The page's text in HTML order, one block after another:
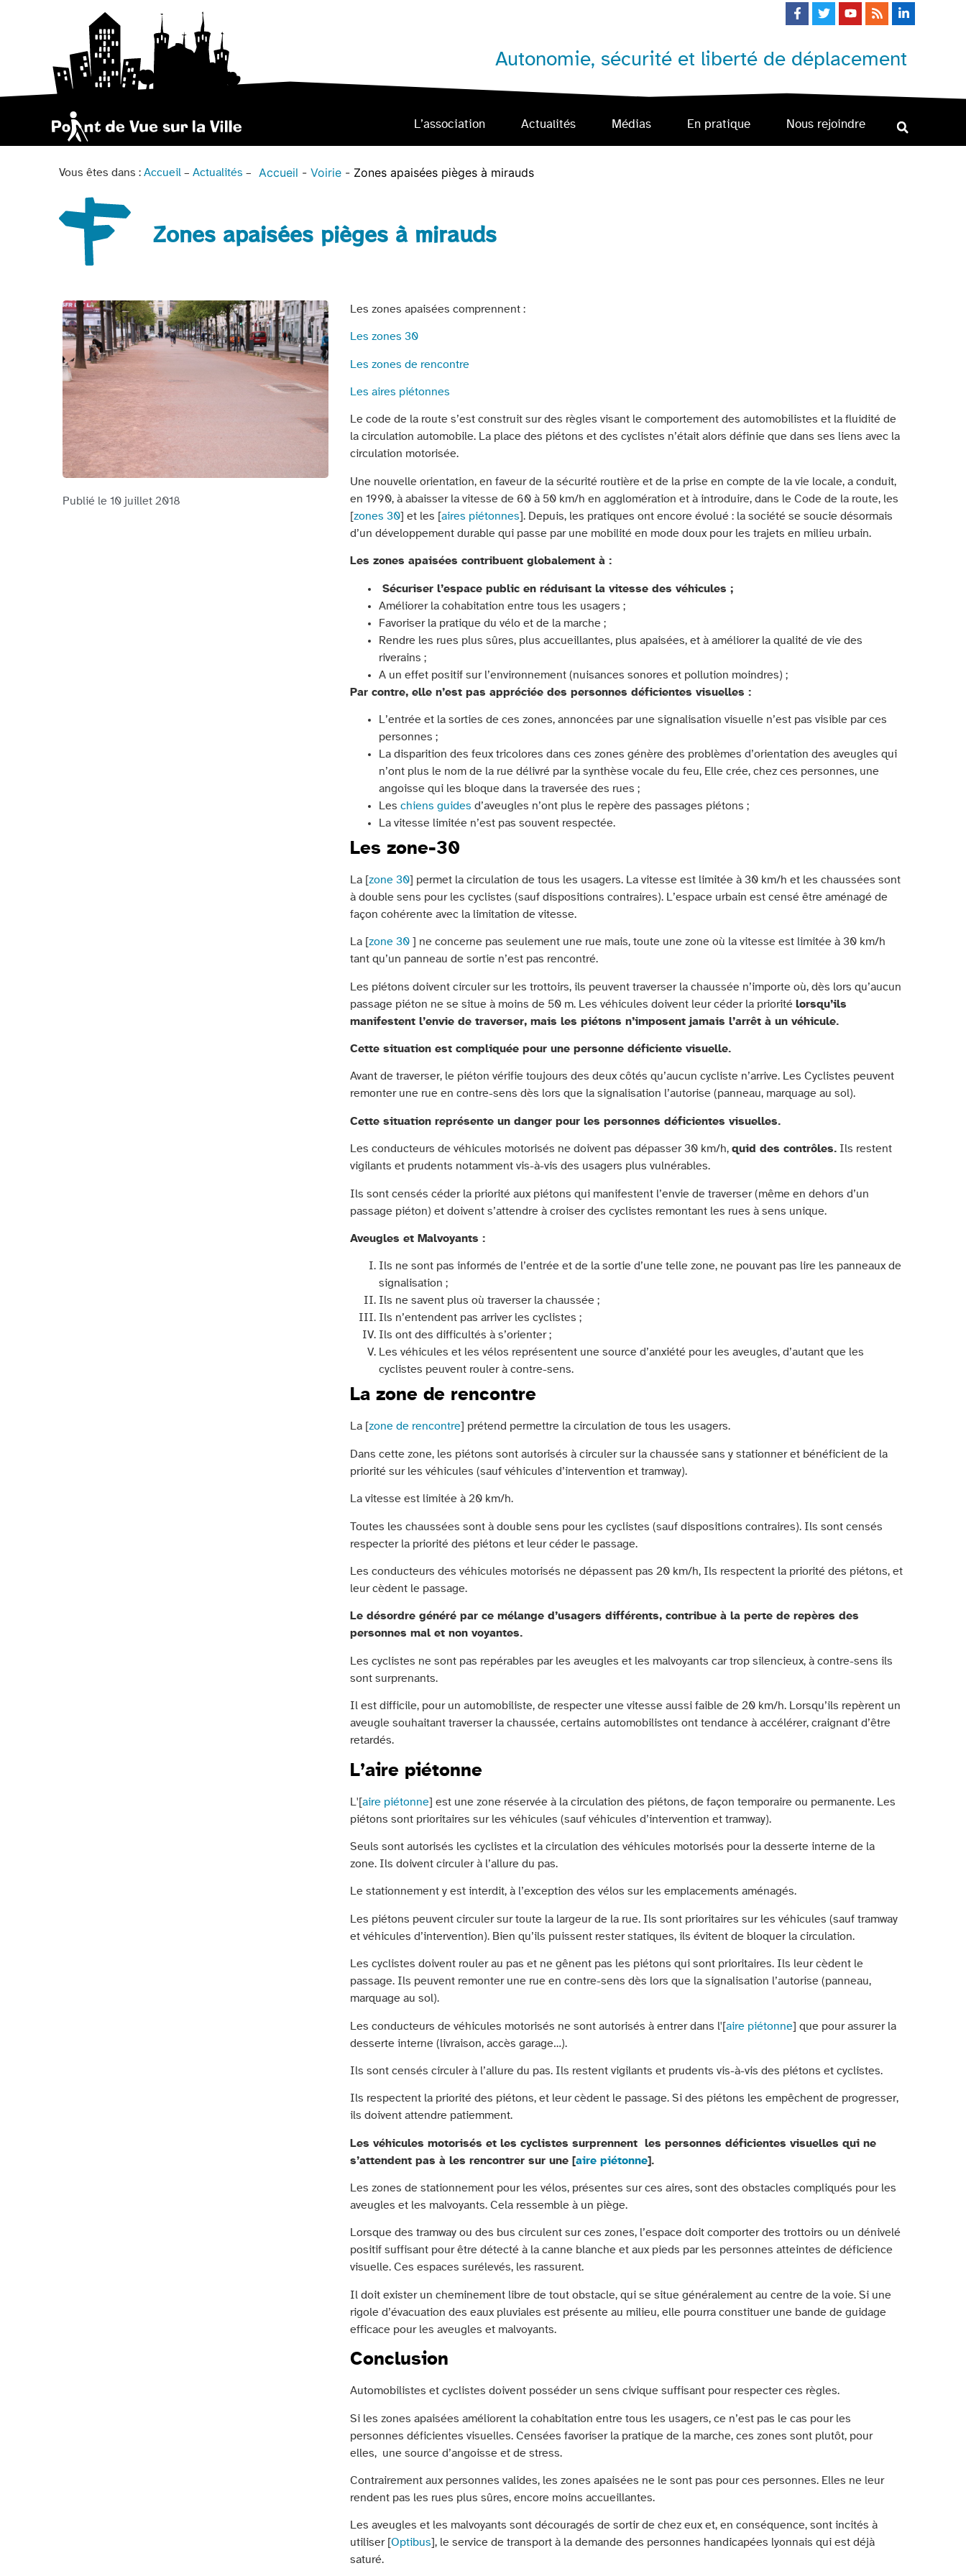
Autonomie, sécurité et liberté de déplacement
L’association Actualités Médias En pratique Nous rejoindre
Vous êtes dans : Accueil – Actualités – Accueil Voirie Zones apaisées pièges à mirauds
Zones apaisées pièges à mirauds
Publié le 10 juillet 2018
Les zones apaisées comprennent :
Les zones 30
Les zones de rencontre
Les aires piétonnes
Le code de la route s’est construit sur des règles visant le comportement des automobilistes et la fluidité de
la circulation automobile. La place des piétons et des cyclistes n’était alors définie que dans ses liens avec la
circulation motorisée.
Une nouvelle orientation, en faveur de la sécurité routière et de la prise en compte de la vie locale, a conduit,
en 1990, à abaisser la vitesse de 60 à 50 km/h en agglomération et à introduire, dans le Code de la route, les
[zones 30] et les [aires piétonnes]. Depuis, les pratiques ont encore évolué : la société se soucie désormais
d’un développement durable qui passe par une mobilité en mode doux pour les trajets en milieu urbain.
Les zones apaisées contribuent globalement à :
Sécuriser l’espace public en réduisant la vitesse des véhicules ;
Améliorer la cohabitation entre tous les usagers ;
Favoriser la pratique du vélo et de la marche ;
Rendre les rues plus sûres, plus accueillantes, plus apaisées, et à améliorer la qualité de vie des
riverains ;
A un effet positif sur l’environnement (nuisances sonores et pollution moindres) ;
Par contre, elle n’est pas appréciée des personnes déficientes visuelles :
L’entrée et la sorties de ces zones, annoncées par une signalisation visuelle n’est pas visible par ces
personnes ;
La disparition des feux tricolores dans ces zones génère des problèmes d’orientation des aveugles qui
n’ont plus le nom de la rue délivré par la synthèse vocale du feu, Elle crée, chez ces personnes, une
angoisse qui les bloque dans la traversée des rues ;
Les chiens guides d’aveugles n’ont plus le repère des passages piétons ;
La vitesse limitée n’est pas souvent respectée.
Les zone-30
La [zone 30] permet la circulation de tous les usagers. La vitesse est limitée à 30 km/h et les chaussées sont
à double sens pour les cyclistes (sauf dispositions contraires). L’espace urbain est censé être aménagé de
façon cohérente avec la limitation de vitesse.
La [zone 30] ne concerne pas seulement une rue mais, toute une zone où la vitesse est limitée à 30 km/h
tant qu’un panneau de sortie n’est pas rencontré.
Les piétons doivent circuler sur les trottoirs, ils peuvent traverser la chaussée n’importe où, dès lors qu’aucun
passage piéton ne se situe à moins de 50 m. Les véhicules doivent leur céder la priorité lorsqu’ils
manifestent l’envie de traverser, mais les piétons n’imposent jamais l’arrêt à un véhicule.
Cette situation est compliquée pour une personne déficiente visuelle.
Avant de traverser, le piéton vérifie toujours des deux côtés qu’aucun cycliste n’arrive. Les Cyclistes peuvent
remonter une rue en contre-sens dès lors que la signalisation l’autorise (panneau, marquage au sol).
Cette situation représente un danger pour les personnes déficientes visuelles.
Les conducteurs de véhicules motorisés ne doivent pas dépasser 30 km/h, quid des contrôles.Ils restent
vigilants et prudents notamment vis-à-vis des usagers plus vulnérables.
Ils sont censés céder la priorité aux piétons qui manifestent l’envie de traverser (même en dehors d’un
passage piéton) et doivent s’attendre à croiser des cyclistes remontant les rues à sens unique.
Aveugles et Malvoyants :
Ils ne sont pas informés de l’entrée et de la sortie d’une telle zone, ne pouvant pas lire les panneaux de
signalisation ;
Ils ne savent plus où traverser la chaussée ;
Ils n’entendent pas arriver les cyclistes ;
Ils ont des difficultés à s’orienter ;
Les véhicules et les vélos représentent une source d’anxiété pour les aveugles, d’autant que les
cyclistes peuvent rouler à contre-sens.
La zone de rencontre
La [zone de rencontre] prétend permettre la circulation de tous les usagers.
Dans cette zone, les piétons sont autorisés à circuler sur la chaussée sans y stationner et bénéficient de la
priorité sur les véhicules (sauf véhicules d’intervention et tramway).
La vitesse est limitée à 20 km/h.
Toutes les chaussées sont à double sens pour les cyclistes (sauf dispositions contraires). Ils sont censés
respecter la priorité des piétons et leur céder le passage.
Les conducteurs des véhicules motorisés ne dépassent pas 20 km/h, Ils respectent la priorité des piétons, et
leur cèdent le passage.
Le désordre généré par ce mélange d’usagers différents, contribue à la perte de repères des
personnes mal et non voyantes.
Les cyclistes ne sont pas repérables par les aveugles et les malvoyants car trop silencieux, à contre-sens ils
sont surprenants.
Il est difficile, pour un automobiliste, de respecter une vitesse aussi faible de 20 km/h. Lorsqu’ils repèrent un
aveugle souhaitant traverser la chaussée, certains automobilistes ont tendance à accélérer, craignant d’être
retardés.
L’aire piétonne
L'[aire piétonne] est une zone réservée à la circulation des piétons, de façon temporaire ou permanente. Les
piétons sont prioritaires sur les véhicules (sauf véhicules d’intervention et tramway).
Seuls sont autorisés les cyclistes et la circulation des véhicules motorisés pour la desserte interne de la
zone. Ils doivent circuler à l’allure du pas.
Le stationnement y est interdit, à l’exception des vélos sur les emplacements aménagés.
Les piétons peuvent circuler sur toute la largeur de la rue. Ils sont prioritaires sur les véhicules (sauf tramway
et véhicules d’intervention). Bien qu’ils puissent rester statiques, ils évitent de bloquer la circulation.
Les cyclistes doivent rouler au pas et ne gênent pas les piétons qui sont prioritaires. Ils leur cèdent le
passage. Ils peuvent remonter une rue en contre-sens dès lors que la signalisation l’autorise (panneau,
marquage au sol).
Les conducteurs de véhicules motorisés ne sont autorisés à entrer dans l'[aire piétonne] que pour assurer la
desserte interne (livraison, accès garage…).
Ils sont censés circuler à l’allure du pas. Ils restent vigilants et prudents vis-à-vis des piétons et cyclistes.
Ils respectent la priorité des piétons, et leur cèdent le passage. Si des piétons les empêchent de progresser,
ils doivent attendre patiemment.
Les véhicules motorisés et les cyclistes surprennent les personnes déficientes visuelles qui ne
s’attendent pas à les rencontrer sur une [aire piétonne].
Les zones de stationnement pour les vélos, présentes sur ces aires, sont des obstacles compliqués pour les
aveugles et les malvoyants. Cela ressemble à un piège.
Lorsque des tramway ou des bus circulent sur ces zones, l’espace doit comporter des trottoirs ou un dénivelé
positif suffisant pour être détecté à la canne blanche et aux pieds par les personnes atteintes de déficience
visuelle. Ces espaces surélevés, les rassurent.
Il doit exister un cheminement libre de tout obstacle, qui se situe généralement au centre de la voie. Si une
rigole d’évacuation des eaux pluviales est présente au milieu, elle pourra constituer une bande de guidage
efficace pour les aveugles et malvoyants.
Conclusion
Automobilistes et cyclistes doivent posséder un sens civique suffisant pour respecter ces règles.
Si les zones apaisées améliorent la cohabitation entre tous les usagers, ce n’est pas le cas pour les
personnes déficientes visuelles. Censées favoriser la pratique de la marche, ces zones sont plutôt, pour
elles, une source d’angoisse et de stress.
Contrairement aux personnes valides, les zones apaisées ne le sont pas pour ces personnes. Elles ne leur
rendent pas les rues plus sûres, encore moins accueillantes.
Les aveugles et les malvoyants sont découragés de sortir de chez eux et, en conséquence, sont incités à
utiliser [Optibus], le service de transport à la demande des personnes handicapées lyonnais qui est déjà
saturé.